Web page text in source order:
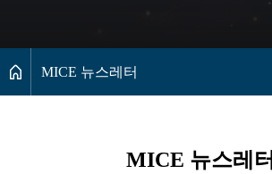
메인으로 MICE 뉴스레터
MICE 뉴스레터